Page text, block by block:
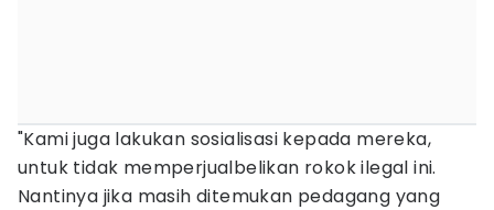
"Kami juga lakukan sosialisasi kepada mereka,
untuk tidak memperjualbelikan rokok ilegal ini.
Nantinya jika masih ditemukan pedagang yang